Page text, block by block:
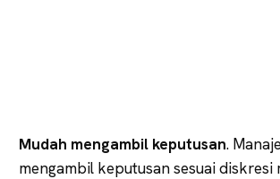
Mudah mengambil keputusan.
mengambil keputusan sesuai diskresi